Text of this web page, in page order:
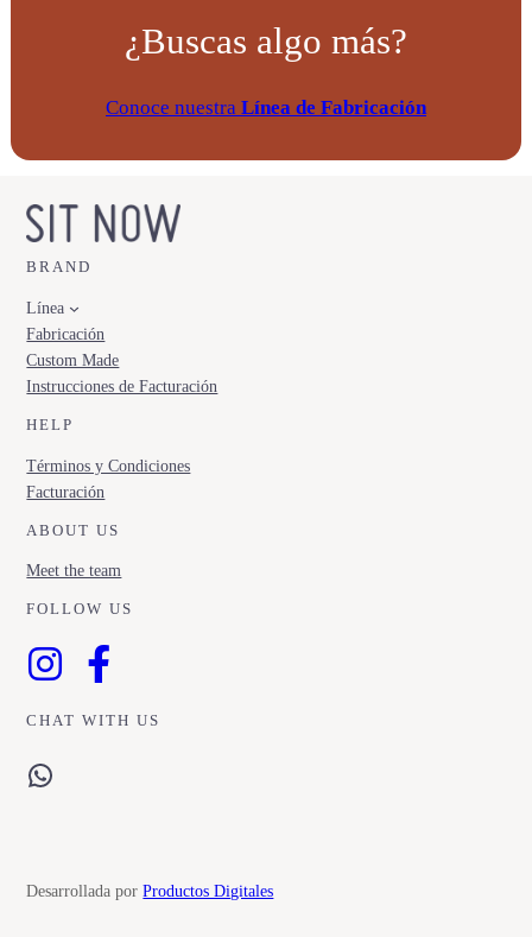
¿Buscas algo más?
Conoce nuestra Línea de Fabricación
BRAND
Línea
Fabricación
Custom Made
Instrucciones de Facturación
HELP
Términos y Condiciones
Facturación
ABOUT US
Meet the team
FOLLOW US
CHAT WITH US
WhatsApp
Desarrollada porProductos Digitales